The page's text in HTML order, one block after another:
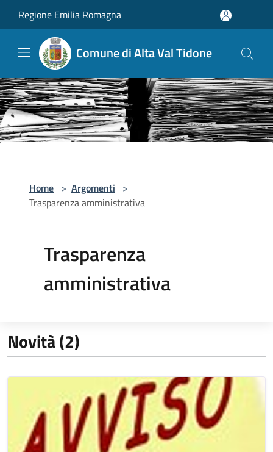
Regione Emilia Romagna
Comune di Alta Val Tidone
Home > Argomenti >
Trasparenza amministrativa
Trasparenza
amministrativa
Novità (2)